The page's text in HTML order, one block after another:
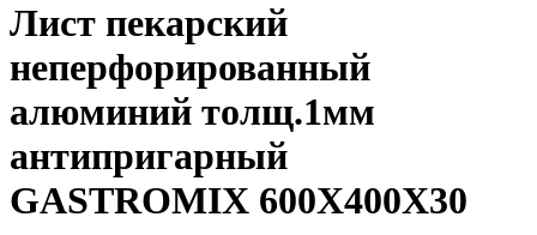
Лист пекарский
неперфорированный
алюминий толщ.1мм
антипригарный
GASTROMIX 600X400X30